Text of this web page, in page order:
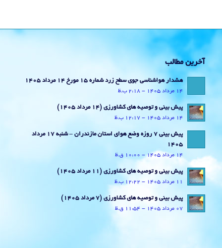
آخرین مطالب
هشدار هواشناسی جوی سطح زرد شماره 15 مورخ 14 مرداد 1405
14 مرداد 1405 - 2:18 ب.ظ
پیش بینی و توصیه های کشاورزی (14 مرداد ۱۴۰۵)
14 مرداد 1405 - 12:17 ب.ظ
پیش بینی 7 روزه وضع هوای استان مازندران – شنبه 17 مرداد
1405
14 مرداد 1405 - 10:00 ق.ظ
پیش بینی و توصیه های کشاورزی (11 مرداد ۱۴۰۵)
11 مرداد 1405 - 12:22 ب.ظ
پیش بینی و توصیه های کشاورزی (7 مرداد ۱۴۰۵)
07 مرداد 1405 - 11:54 ق.ظ